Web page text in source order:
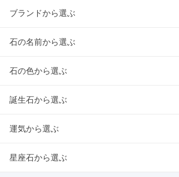
ブランドから選ぶ
石の名前から選ぶ
石の色から選ぶ
誕生石から選ぶ
運気から選ぶ
星座石から選ぶ